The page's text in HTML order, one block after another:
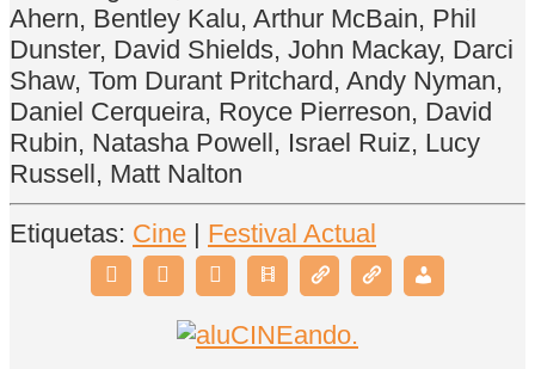
Ahern, Bentley Kalu, Arthur McBain, Phil
Dunster, David Shields, John Mackay, Darci
Shaw, Tom Durant Pritchard, Andy Nyman,
Daniel Cerqueira, Royce Pierreson, David
Rubin, Natasha Powell, Israel Ruiz, Lucy
Russell, Matt Nalton
Etiquetas: Cine Festival Actual